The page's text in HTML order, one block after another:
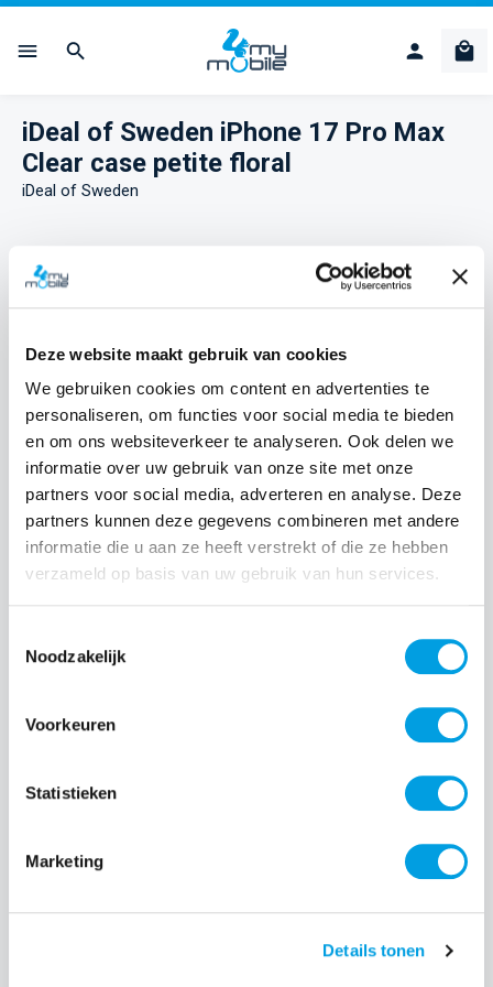
Deze website maakt gebruik van cookies
We gebruiken cookies om content en advertenties te
personaliseren, om functies voor social media te bieden
en om ons websiteverkeer te analyseren. Ook delen we
informatie over uw gebruik van onze site met onze
partners voor social media, adverteren en analyse. Deze
partners kunnen deze gegevens combineren met andere
informatie die u aan ze heeft verstrekt of die ze hebben
verzameld op basis van uw gebruik van hun services.
Noodzakelijk
Voorkeuren
Statistieken
Marketing
Details tonen
iDeal of Sweden iPhone 17 Pro Max
Clear case petite floral
iDeal of Sweden
Normale prijs:
€ 39,99
Prijzen incl. BTW en excl. verzendkosten
Producthoeveelheid: Voer de gewenste
Productnummer:
iDeal of Sweden